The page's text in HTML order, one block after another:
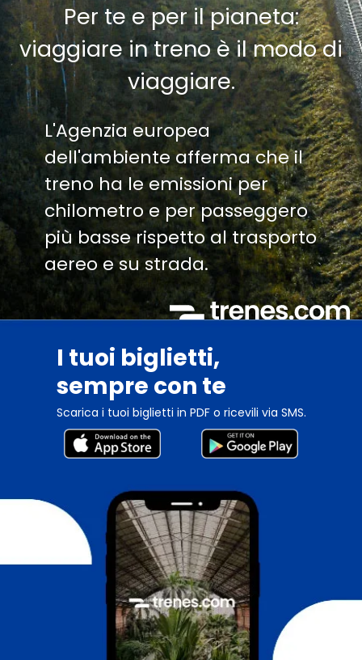
Per te e per il pianeta:
viaggiare in treno è il modo di
viaggiare.
L'Agenzia europea
dell'ambiente afferma che il
treno ha le emissioni per
chilometro e per passeggero
più basse rispetto al trasporto
aereo e su strada.
I tuoi biglietti,
sempre con te
Scarica i tuoi biglietti in PDF o ricevili via SMS.